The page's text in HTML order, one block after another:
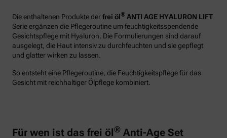
Die enthaltenen Produkte derfrei öl® ANTI AGE HYALURON LIFT
Serie ergänzen die Pflegeroutine um feuchtigkeitsspendende
Gesichtspflege mit Hyaluron. Die Formulierungen sind darauf
ausgelegt, die Haut intensiv zu durchfeuchten und sie gepflegt
und glatter wirken zu lassen.
So entsteht eine Pflegeroutine, die Feuchtigkeitspflege für das
Gesicht mit reichhaltiger Ölpflege kombiniert.
Für wen ist das frei öl® Anti-Age Set